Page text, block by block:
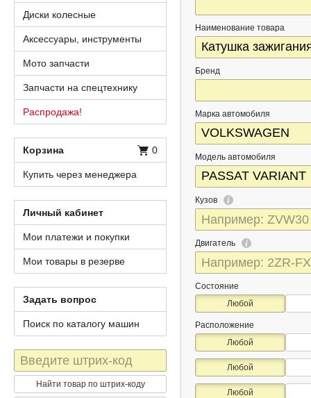
Наименование товара
Бренд
Марка автомобиля
Модель автомобиля
Кузов
Двигатель
Состояние
Любой
Расположение
Любой
Любой
Любой
Диски колесные
Аксессуары, инструменты
Мото запчасти
Запчасти на спецтехнику
Распродажа!
Корзина 0
Купить через менеджера
Личный кабинет
Мои платежи и покупки
Мои товары в резерве
Задать вопрос
Поиск по каталогу машин
Штрих-
код
Найти товар по штрих-коду